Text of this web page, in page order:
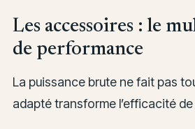
Les accessoires : le
de performance
La puissance brute ne fait pas
adapté transforme l’efficacité